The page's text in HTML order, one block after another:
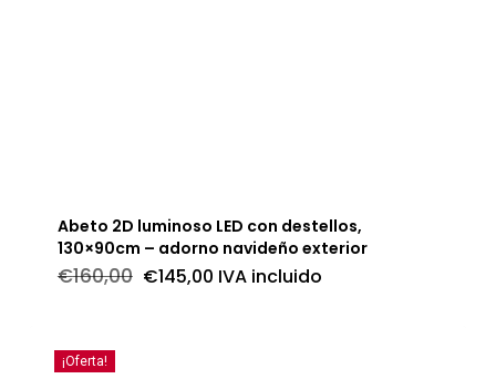
Abeto 2D luminoso LED con destellos,
130×90cm – adorno navideño exterior
€160,00 El
precio
€145,00ElIVA incluido
¡Oferta!